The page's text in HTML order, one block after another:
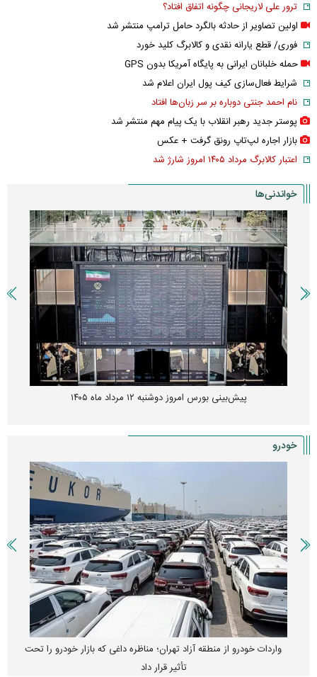
ترور علی لاریجانی چگونه اتفاق افتاد؟
اولین تصاویر از حادثه بالگرد حامل ترامپ منتشر شد
فوری/ قطع یارانه نقدی و کالابرگ کلید خورد
حمله خلبانان ایرانی به پایگاه آمریکا بدون GPS
شرایط فعال‌سازی کیف پول ایران اعلام شد
نام احمد جنتی دوباره بر سر زبان‌ها افتاد
پوستر جدید رهبر انقلاب با یک پیام مهم منتشر شد
بازار اجاره لپ‌تاپ رونق گرفت + عکس
اعتبار کالابرگ مرداد ۱۴۰۵ امروز شارژ شد
خواندنی‌ها
پیش‌بینی بورس امروز دوشنبه ۱۲ مرداد ماه ۱۴۰۵
خودرو
واردات خودرو از منطقه آزاد تهران؛ مناظره داغی که بازار خودرو را تحت
تأثیر قرار داد